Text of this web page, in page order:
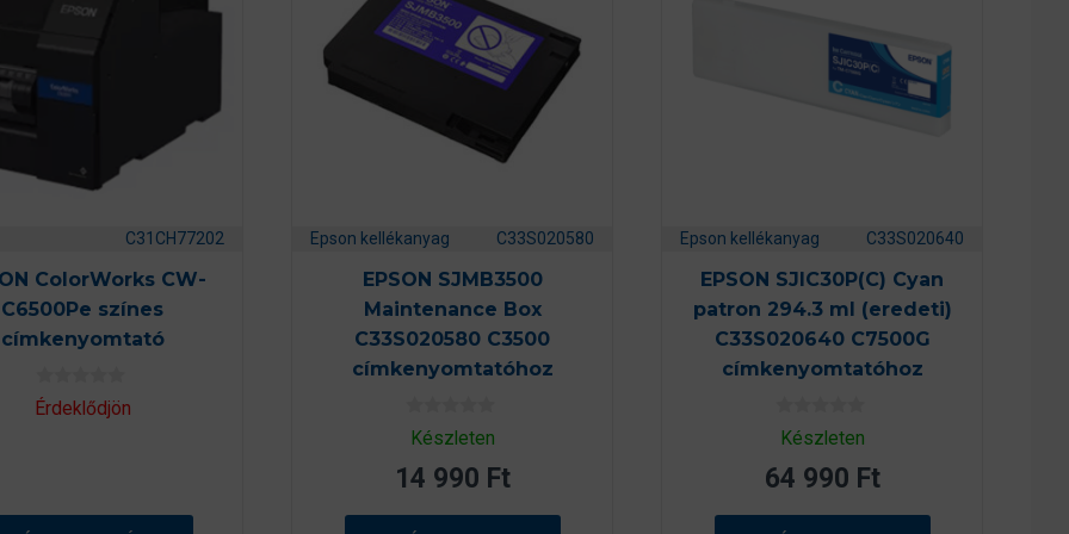
C31CH77202
ColorWorks CW-
C6500Pe színes
címkenyomtató
0
a
l
Érdeklődjön
Epson kellékanyag C33S020580
EPSON SJMB3500
Maintenance Box
C33S020580 C3500
címkenyomtatóhoz
0
a
5
b
ő
Készleten
14 990 Ft
Epson kellékanyag C33S020640
EPSON SJIC30P(C) Cyan
patron 294.3 ml (eredeti)
C33S020640 C7500G
címkenyomtatóhoz
0
a
5
b
ő
Készleten
64 990 Ft